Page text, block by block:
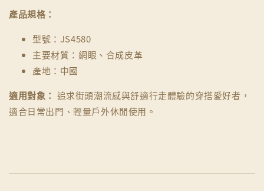
產品規格：
型號：JS4580
主要材質：網眼、合成皮革
產地：中國
適用對象： 追求街頭潮流感與舒適行走體驗的穿搭愛好者，
適合日常出門、輕量戶外休閒使用。